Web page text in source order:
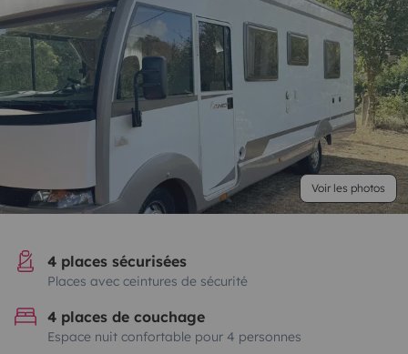
Voir les photos
4 places sécurisées
Places avec ceintures de sécurité
4 places de couchage
Espace nuit confortable pour 4 personnes